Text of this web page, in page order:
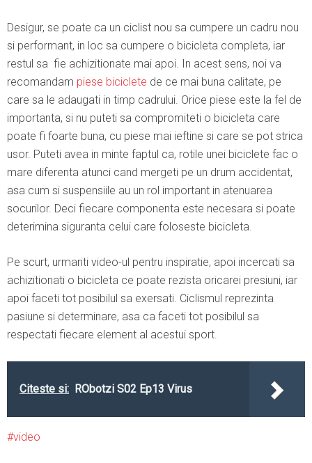
Desigur, se poate ca un ciclist nou sa cumpere un cadru nou
si performant, in loc sa cumpere o bicicleta completa, iar
restul sa fie achizitionate mai apoi. In acest sens, noi va
recomandam piese biciclete de ce mai buna calitate, pe
care sa le adaugati in timp cadrului. Orice piese este la fel de
importanta, si nu puteti sa compromiteti o bicicleta care
poate fi foarte buna, cu piese mai ieftine si care se pot strica
usor. Puteti avea in minte faptul ca, rotile unei biciclete fac o
mare diferenta atunci cand mergeti pe un drum accidentat,
asa cum si suspensiile au un rol important in atenuarea
socurilor. Deci fiecare componenta este necesara si poate
deterimina siguranta celui care foloseste bicicleta.
Pe scurt, urmariti video-ul pentru inspiratie, apoi incercati sa
achizitionati o bicicleta ce poate rezista oricarei presiuni, iar
apoi faceti tot posibilul sa exersati. Ciclismul reprezinta
pasiune si determinare, asa ca faceti tot posibilul sa
respectati fiecare element al acestui sport.
Citeste si: RObotzi S02 Ep13 Virus
video